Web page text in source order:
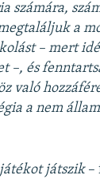
számára,
a
– mert
–, és
való
a nem
játszik–